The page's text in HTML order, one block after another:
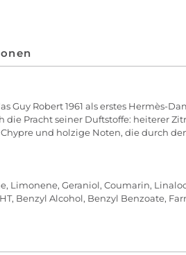
Robert 1961 als erstes Hermès-
Pracht seiner Duftstoffe: heiterer
und holzige Noten, die durch
Limonene, Geraniol, Coumarin,
Benzyl Alcohol, Benzyl Benzoate,